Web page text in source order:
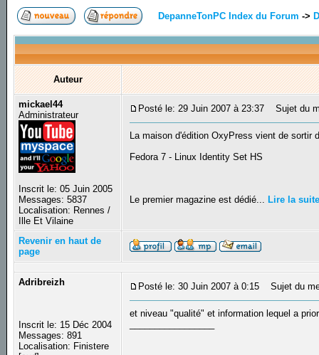
DepanneTonPC Index du Forum ->
Auteur
mickael44
Administrateur
Inscrit le: 05 Juin 2005
Messages: 5837
Localisation: Rennes /
Ille Et Vilaine
Posté le: 29 Juin 2007 à 23:37 Sujet du
La maison d'édition OxyPress vient de sortir
Fedora 7 - Linux Identity Set HS
Le premier magazine est dédié... Lire la
Revenir en haut de
page
Adribreizh
Inscrit le: 15 Déc 2004
Messages: 891
Localisation: Finistere
Posté le: 30 Juin 2007 à 0:15 Sujet du
et niveau "qualité" et information lequel a